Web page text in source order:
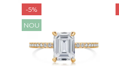
-5%
NOU